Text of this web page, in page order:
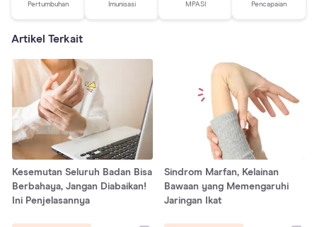
Pertumbuhan Imunisasi MPASI Pencapaian
Artikel Terkait
Kesemutan Seluruh Badan Bisa
Berbahaya, Jangan Diabaikan!
Ini Penjelasannya
Sindrom Marfan, Kelainan
Bawaan yang Memengaruhi
Jaringan Ikat